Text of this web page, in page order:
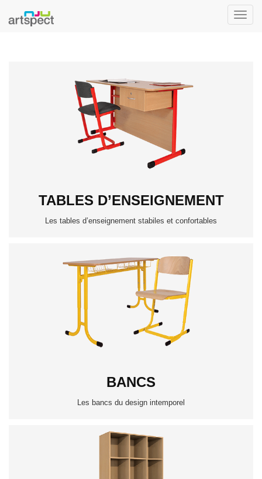
Toggle
TABLES D’ENSEIGNEMENT
Les tables d’enseignement stabiles et confortables
BANCS
Les bancs du design intemporel